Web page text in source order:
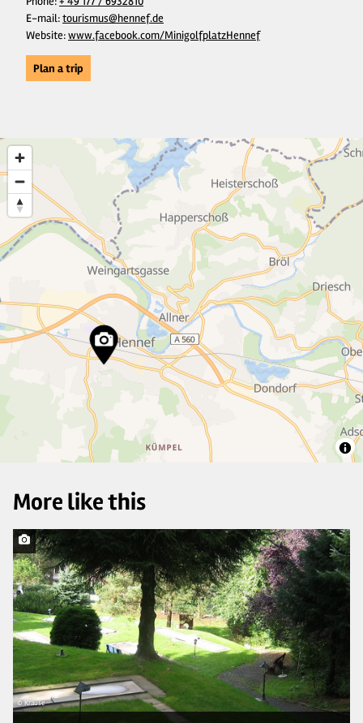
E-mail:tourismus@hennef.de
Website:www.facebook.com/MinigolfplatzHennef
Plan a trip
16 2
2
2
More like this
© Krause